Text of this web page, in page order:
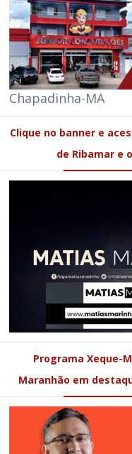
Chapadinha-MA
Clique no banner e
de Ribamar e
Programa Xeque-
Maranhão em